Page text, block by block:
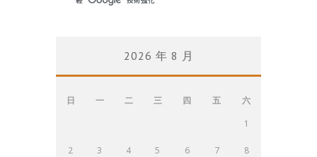
2026 年 8 月
日 一 二 三 四 五
六
1
2 3 4 5 6 7 8